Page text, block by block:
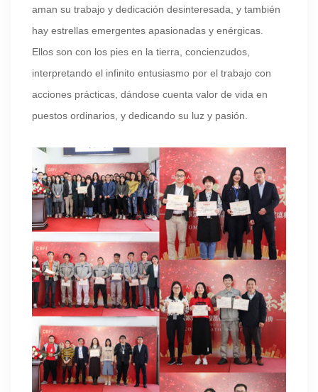
aman su trabajo y dedicación desinteresada, y también
hay estrellas emergentes apasionadas y enérgicas.
Ellos son con los pies en la tierra, concienzudos,
interpretando el infinito entusiasmo por el trabajo con
acciones prácticas, dándose cuenta valor de vida en
puestos ordinarios, y dedicando su luz y pasión.